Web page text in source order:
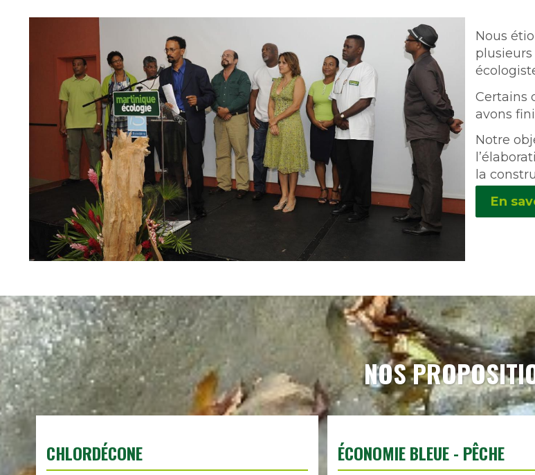
Nous
Certains
avons
Notre
la
En
NOS
CHLORDÉCONE ÉCONOMIE BLEUE - PÊCHE